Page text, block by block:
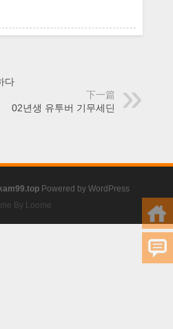
현)
다
下一篇
02년생 유투버 기무세딘
Powered by WordPress
By Loome